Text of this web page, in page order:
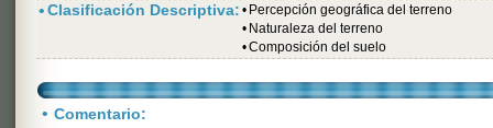
•Clasificación Descriptiva: • Percepción geográfica del terreno
• Naturaleza del terreno
•Composición del suelo
• Comentario: